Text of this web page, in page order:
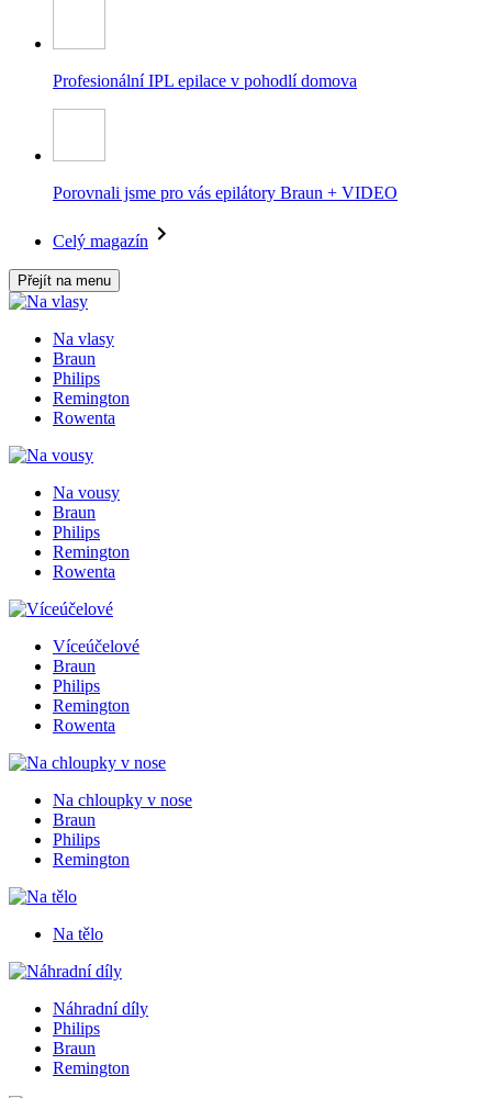
Profesionální IPL epilace v pohodlí domova
Porovnali jsme pro vás epilátory Braun + VIDEO
Celý magazín
Přejít na menu
Na vlasy
Braun
Philips
Remington
Rowenta
Na vousy
Braun
Philips
Remington
Rowenta
Víceúčelové
Braun
Philips
Remington
Rowenta
Na chloupky v nose
Braun
Philips
Remington
Na tělo
Náhradní díly
Philips
Braun
Remington